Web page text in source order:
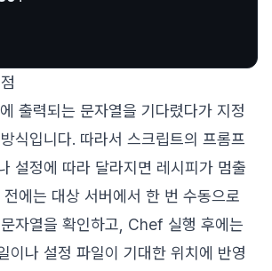
출력되는 문자열을 기다렸다가 지정
식입니다. 따라서 스크립트의 프롬프
설정에 따라 달라지면 레시피가 멈출
에는 대상 서버에서 한 번 수동으로
자열을 확인하고, Chef 실행 후에는
이나 설정 파일이 기대한 위치에 반영